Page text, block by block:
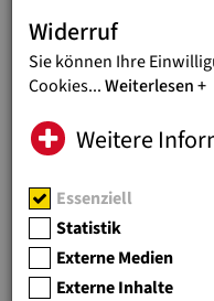
MIT
Widerruf
Sie können Ihre
Cookies...Weiterlesen
Weitere
Essenziell
Statistik
Externe Medien
Externe Inhalte